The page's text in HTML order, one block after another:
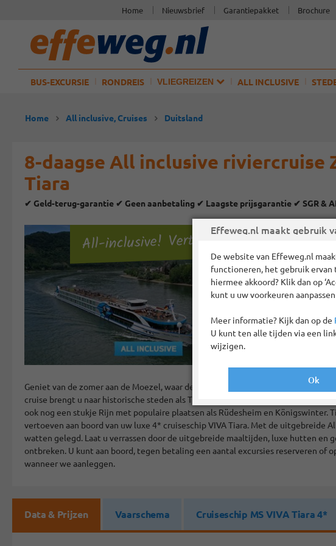
BUS-EXCURSIE RONDREIS VLIEGREIZEN ALL INCLUSIVE
Home Nieuwsbrief Garantiepakket Brochure
Home All inclusive, Cruises Duitsland
8-daagse All inclusive riviercruise
Tiara
✔ Geld-terug-garantie ✔ Geen aanbetaling ✔ Laagste prijsgarantie ✔ SGR &
All-inclusive! Vertrekgarantie
Geniet van de zomer aan de Moezel, waar de zachte stroming van de rivier en
cruise brengt u naar historische steden als Trier en Cochem aan de Moezel. Via
ook nog een stukje Rijn met populaire plaatsen als Rüdesheim en
vertoeven aan boord van uw luxe 4* cruiseschip VIVA Tiara. Met de uitgebreide
watten gelegd. Laat u verrassen door de uitgebreide maaltijden, luxe hutten en
ontbreken. U kunt aan boord, tegen betaling een aantal excursies reserveren of
wanneer we aanleggen.
Data & Prijzen Vaarschema Cruiseschip MS VIVA Tiara 4*
Effeweg.nl maakt gebruik
De website van Effeweg.nl
functioneren, het gebruik ervan
hiermee akkoord? Klik dan op
kunt u uw voorkeuren
Meer informatie? Kijk dan op de
U kunt ten alle tijden via een
wijzigen.
Ok